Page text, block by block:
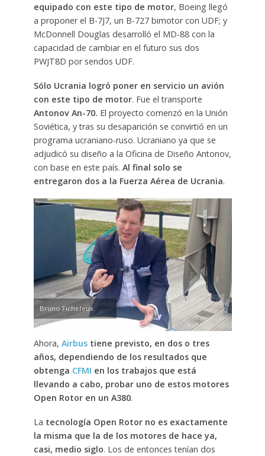
equipado con este tipo de motor, Boeing llegó
a proponer el B-7J7, un B-727 bimotor con UDF; y
McDonnell Douglas desarrolló el MD-88 con la
capacidad de cambiar en el futuro sus dos
PWJT8D por sendos UDF.
Sólo Ucrania logró poner en servicio un avión
con este tipo de motor. Fue el transporte
Antonov An-70. El proyecto comenzó en la Unión
Soviética, y tras su desaparición se convirtió en un
programa ucraniano-ruso. Ucraniano ya que se
adjudicó su diseño a la Oficina de Diseño Antonov,
con base en este país. Al final solo se
entregaron dos a la Fuerza Aérea de Ucrania.
Bruno Fichefeux.
Ahora, Airbustiene previsto, en dos o tres
años, dependiendo de los resultados que
obtenga CFMI en los trabajos que está
llevando a cabo, probar uno de estos motores
Open Rotor en un A380.
La tecnología Open Rotor no es exactamente
la misma que la de los motores de hace ya,
casi, medio siglo. Los de entonces tenían dos